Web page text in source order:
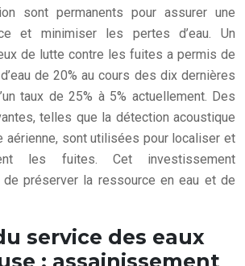
sont permanents pour assurer une
et minimiser les pertes d’eau. Un
de lutte contre les fuites a permis de
de 20% au cours des dix dernières
taux de 25% à 5% actuellement. Des
telles que la détection acoustique
aérienne, sont utilisées pour localiser et
les fuites. Cet investissement
préserver la ressource en eau et de
service des eaux
: assainissement